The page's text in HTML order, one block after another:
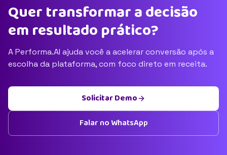
Quer transformar a decisão
em resultado prático?
A Performa.AI ajuda você a acelerar conversão após a
escolha da plataforma, com foco direto em receita.
Solicitar Demo
Falar no WhatsApp